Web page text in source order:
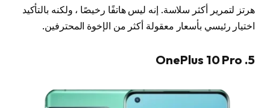
هرتز لتمرير أكثر سلاسة. إنه ليس هاتفًا رخيصًا ، ولكنه بالتأكيد
اختيار رئيسي بأسعار معقولة أكثر من الإخوة المحترفين.
5. OnePlus 10 Pro